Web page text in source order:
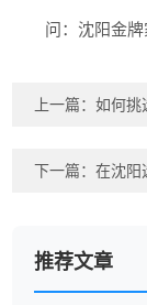
问：沈阳金
上一篇：如何挑
下一篇：在沈阳
推荐文章